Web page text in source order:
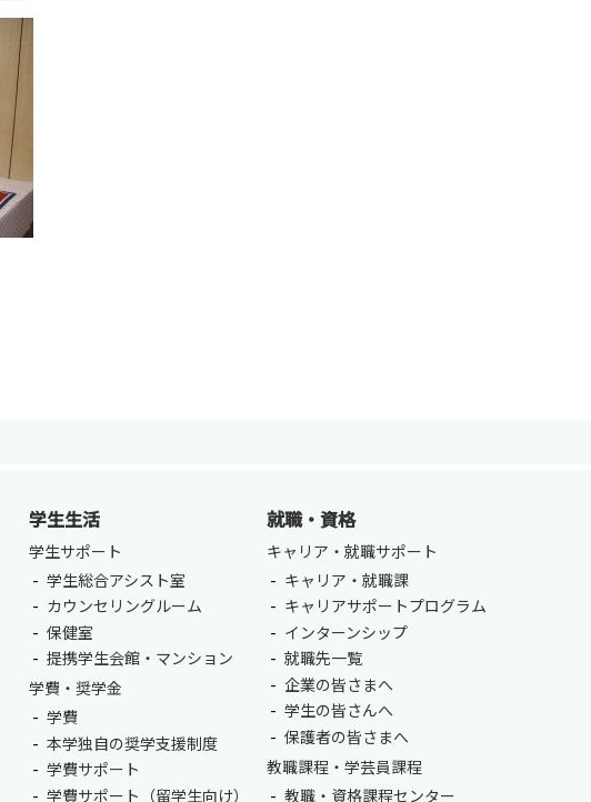
企業・一般の方
学生生活
学生サポート
学生総合アシスト室
カウンセリングルーム
保健室
提携学生会館・マンション
学費・奨学金
学費
本学独自の奨学支援制度
学費サポート
学費サポート（留学生向け）
就職・資格
キャリア・就職サポート
キャリア・就職課
キャリアサポートプログラム
インターンシップ
就職先一覧
企業の皆さまへ
学生の皆さんへ
保護者の皆さまへ
教職課程・学芸員課程
教職・資格課程センター